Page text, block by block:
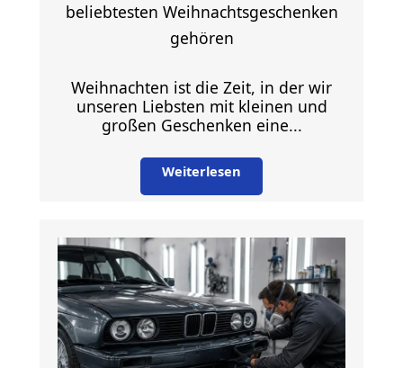
beliebtesten Weihnachtsgeschenken
gehören
Weihnachten ist die Zeit, in der wir
unseren Liebsten mit kleinen und
großen Geschenken eine...
Weiterlesen